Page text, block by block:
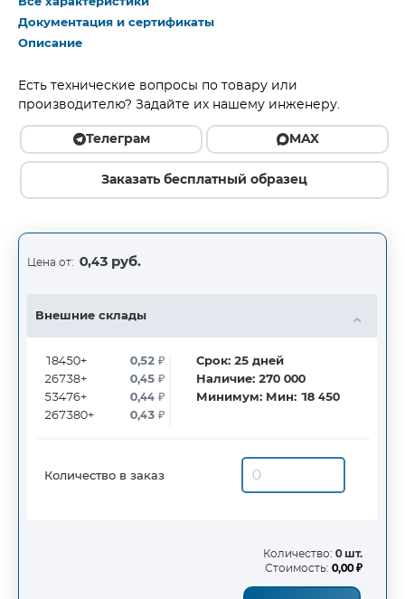
Документация и сертификаты
Описание
Есть технические вопросы по товару или
производителю? Задайте их нашему инженеру.
Телеграм MAX
Заказать бесплатный образец
Цена от: 0,43 руб.
Внешние склады
18450+
26738+
53476+
267380+
0,52₽
0,45₽
0,44₽
0,43₽
Срок:25дней
Наличие:270 000
Минимум: Мин: 18 450
Количество в заказ
Количество: 0 шт.
Стоимость: 0,00 ₽